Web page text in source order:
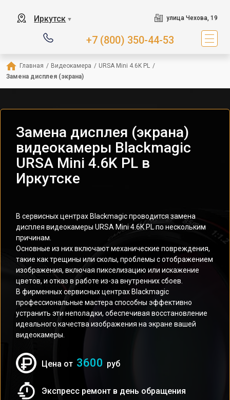
Иркутск ▼ улица Чехова, 19
+7 (800) 350-44-53
Главная / Видеокамера / URSA Mini 4.6K PL /
Замена дисплея (экрана)
Замена дисплея (экрана)
видеокамеры Blackmagic
URSA Mini 4.6K PL в
Иркутске
В сервисных центрах Blackmagic проводится замена
дисплея видеокамеры URSA Mini 4.6K PL по нескольким
причинам.
Основные из них включают механические повреждения,
такие как трещины или сколы, проблемы с отображением
изображения, включая пикселизацию или искажение
цветов, и отказ в работе из-за внутренних сбоев.
В фирменных сервисных центрах Blackmagic
профессиональные мастера способны эффективно
устранить эти неполадки, обеспечивая восстановление
идеального качества изображения на экране вашей
видеокамеры.
Цена от 3600 руб
Экспресс ремонт в день обращения